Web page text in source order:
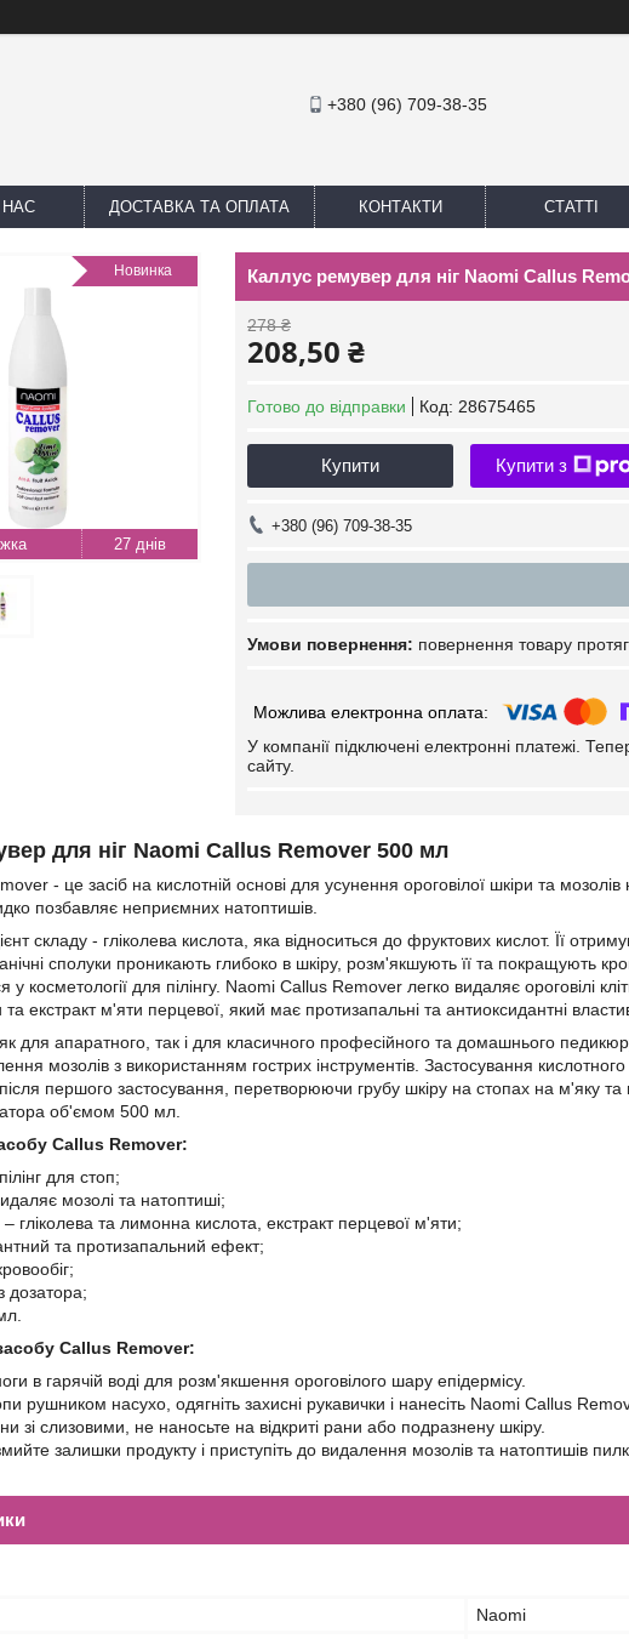
+380 (96) 709-38-35
ДОСТАВКА ТА ОПЛАТА КОНТАКТИ СТАТТІ
27 днів
Новинка Каллус ремувер для ніг Naomi Callus
278 ₴
208,50 ₴
Готово до відправки Код: 28675465
Купити Купити з
+380 (96) 709-38-35
повернення товару
У компанії підключені електронні платежі.
сайту.
для ніг Naomi Callus Remover 500 мл
- це засіб на кислотній основі для усунення ороговілої шкіри та
позбавляє неприємних натоптишів.
складу - гліколева кислота, яка відноситься до фруктових кислот. Її
сполуки проникають глибоко в шкіру, розм'якшують її та покращують
у косметології для пілінгу. Naomi Callus Remover легко видаляє ороговілі
екстракт м'яти перцевої, який має протизапальні та антиоксидантні
як для апаратного, так і для класичного професійного та домашнього
мозолів з використанням гострих інструментів. Застосування
після першого застосування, перетворюючи грубу шкіру на стопах на м'яку
об'ємом 500 мл.
Callus Remover:
для стоп;
мозолі та натоптиші;
– гліколева та лимонна кислота, екстракт перцевої м'яти;
та протизапальний ефект;
дозатора;
Callus Remover:
в гарячій воді для розм'якшення ороговілого шару епідермісу.
рушником насухо, одягніть захисні рукавички і нанесіть Naomi Callus
зі слизовими, не наносьте на відкриті рани або подразнену шкіру.
залишки продукту і приступіть до видалення мозолів та натоптишів
Naomi